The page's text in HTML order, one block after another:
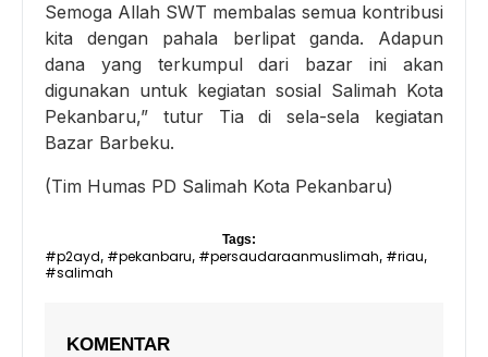
Semoga Allah SWT membalas semua kontribusi
kita dengan pahala berlipat ganda. Adapun
dana yang terkumpul dari bazar ini akan
digunakan untuk kegiatan sosial Salimah Kota
Pekanbaru,” tutur Tia di sela-sela kegiatan
Bazar Barbeku.
(Tim Humas PD Salimah Kota Pekanbaru)
Tags:
#p2ayd, #pekanbaru, #persaudaraanmuslimah, #riau,
#salimah
KOMENTAR